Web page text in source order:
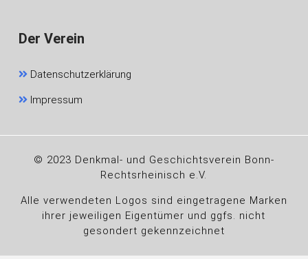
Der Verein
Datenschutzerklärung
Impressum
© 2023 Denkmal- und Geschichtsverein Bonn-
Rechtsrheinisch e.V.
Alle verwendeten Logos sind eingetragene Marken
ihrer jeweiligen Eigentümer und ggfs. nicht
gesondert gekennzeichnet